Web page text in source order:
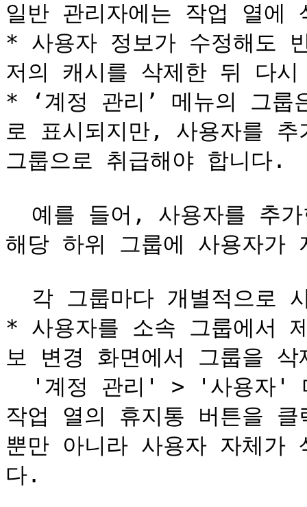
일반 관리자에는 작업 열에
* 사용자 정보가 수정해도
저의 캐시를 삭제한 뒤 다
* ‘계정 관리’ 메뉴의 그룹
로 표시되지만, 사용자를
그룹으로 취급해야 합니다.
해당 하위 그룹에 사용자가
* 사용자를 소속 그룹에서
보 변경 화면에서 그룹을
작업 열의 휴지통 버튼을
뿐만 아니라 사용자 자체가
다.